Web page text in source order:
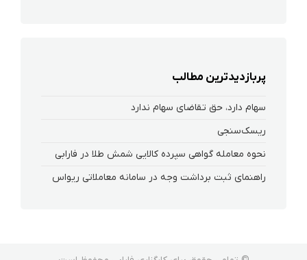
پربازدیدترین مطالب
سهام دارد، حق تقاضای سهام ندارد
ریسک‌سنجی
نحوه معامله گواهی سپرده کالایی شمش طلا در فارابی
راهنمای ثبت برداشت وجه در سامانه معاملاتی ریواس